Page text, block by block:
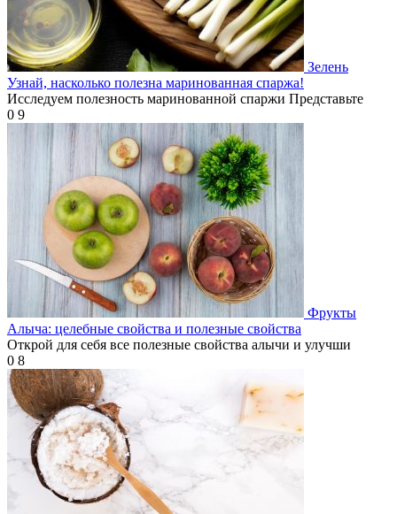
Зелень
Узнай, насколько полезна маринованная спаржа!
Исследуем полезность маринованной спаржи Представьте
0 9
Фрукты
Алыча: целебные свойства и полезные свойства
Открой для себя все полезные свойства алычи и улучши
0 8